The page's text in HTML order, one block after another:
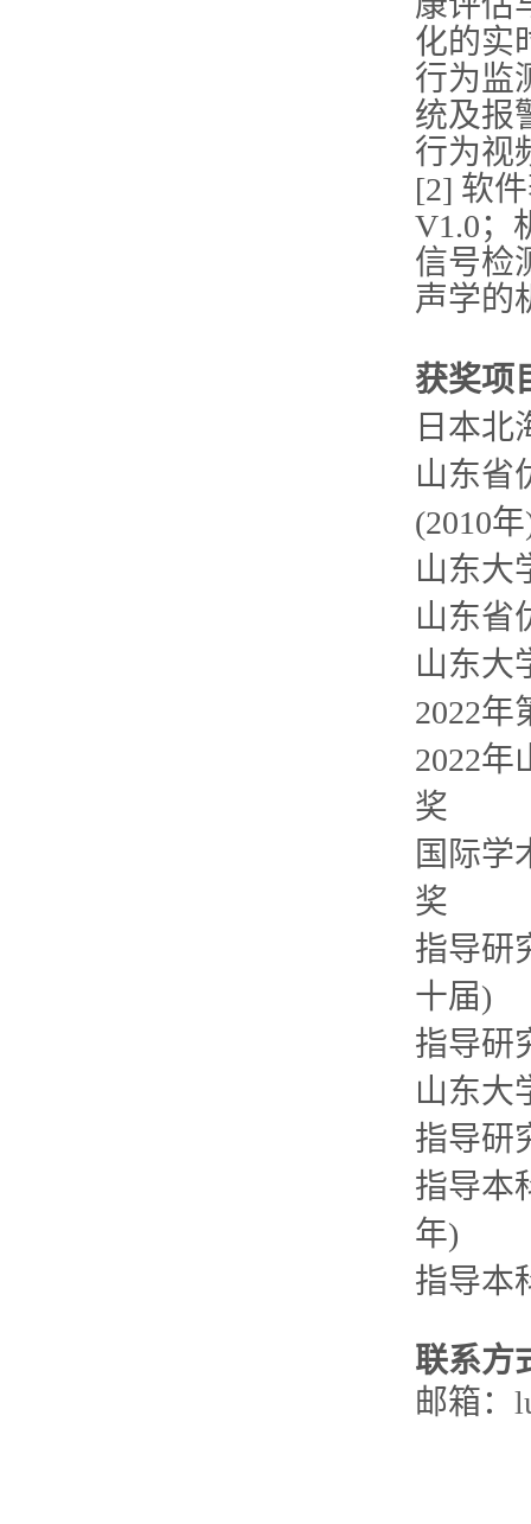
化的实
行为监
统及报
行为视
[2] 软
V1.0；
信号检
声学的
获奖项
日本北
山东省
(2010
山东大
山东省
山东大
2022年
2022年
奖
国际学
奖
指导研
十届)
指导研
山东大
指导研
指导本
年)
指导本
联系方
邮箱：